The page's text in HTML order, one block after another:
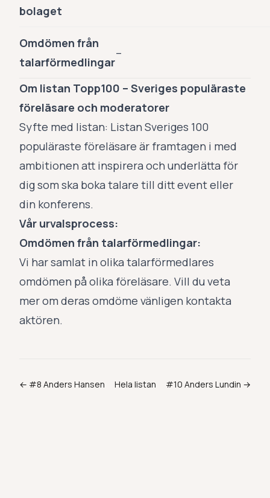
bolaget
Omdömen från
talarförmedlingar
–
Om listan Topp100 – Sveriges populäraste
föreläsare och moderatorer
Syfte med listan: Listan Sveriges 100
populäraste föreläsare är framtagen i med
ambitionen att inspirera och underlätta för
dig som ska boka talare till ditt event eller
din konferens.
Vår urvalsprocess:
Omdömen från talarförmedlingar:
Vi har samlat in olika talarförmedlares
omdömen på olika föreläsare. Vill du veta
mer om deras omdöme vänligen kontakta
aktören.
← #8 Anders Hansen Hela listan #10 Anders Lundin →